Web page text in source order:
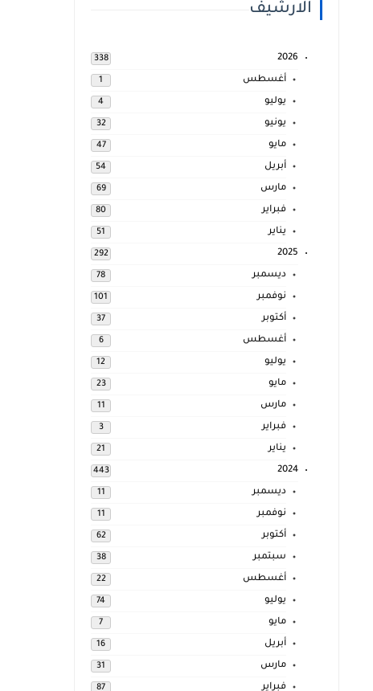
الارشيف
2026
338
أغسطس 1
يوليو 4
يونيو 32
مايو 47
أبريل 54
مارس 69
فبراير 80
يناير 51
2025
292
ديسمبر 78
نوفمبر 101
أكتوبر 37
أغسطس 6
يوليو 12
مايو 23
مارس 11
فبراير 3
يناير 21
2024
443
ديسمبر 11
نوفمبر 11
أكتوبر 62
سبتمبر 38
أغسطس 22
يوليو 74
مايو 7
أبريل 16
مارس 31
فبراير 87